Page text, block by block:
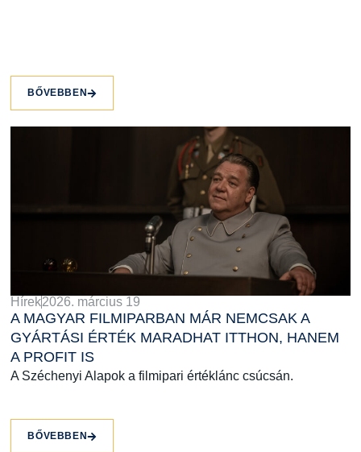
BŐVEBBEN
Hírek2026. március 19
A MAGYAR FILMIPARBAN MÁR NEMCSAK A
GYÁRTÁSI ÉRTÉK MARADHAT ITTHON, HANEM
A PROFIT IS
A Széchenyi Alapok a filmipari értéklánc csúcsán.
BŐVEBBEN